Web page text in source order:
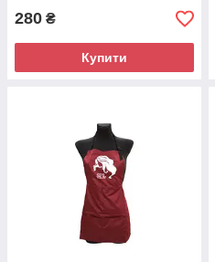
280 ₴
Купити